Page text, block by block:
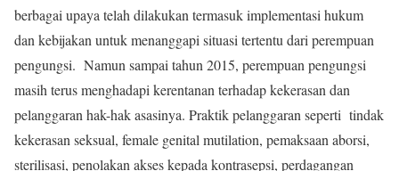
berbagai upaya telah dilakukan termasuk implementasi hukum
dan kebijakan untuk menanggapi situasi tertentu dari perempuan
pengungsi. Namun sampai tahun 2015, perempuan pengungsi
masih terus menghadapi kerentanan terhadap kekerasan dan
pelanggaran hak-hak asasinya. Praktik pelanggaran seperti tindak
kekerasan seksual, female genital mutilation, pemaksaan aborsi,
sterilisasi, penolakan akses kepada kontrasepsi, perdagangan